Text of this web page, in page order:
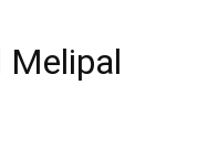
Melipal